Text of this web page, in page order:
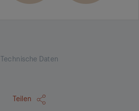
Technische Daten
Teilen